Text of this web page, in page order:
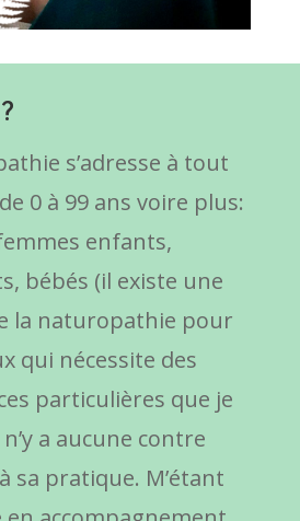
s’adresse à tout
0 à 99 ans voire plus:
enfants,
bébés (il existe une
la naturopathie pour
qui nécessite des
particulières que je
n’y a aucune contre
sa pratique. M’étant